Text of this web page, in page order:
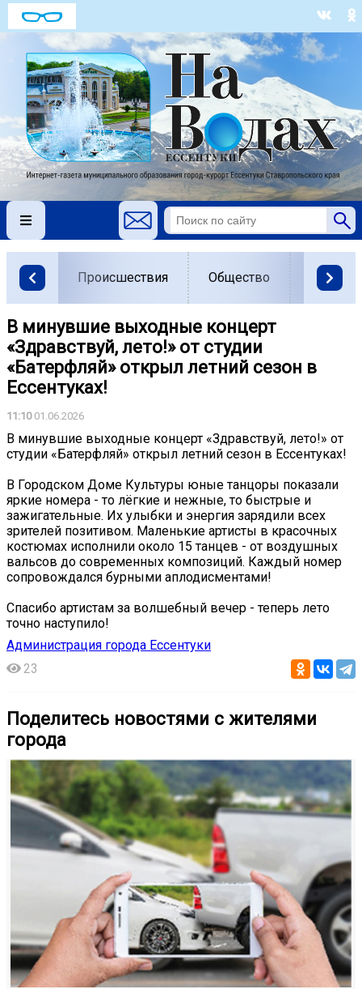
Происшествия Общество Власть
В минувшие выходные концерт
«Здравствуй, лето!» от студии
«Батерфляй» открыл летний сезон в
Ессентуках!
11:1001.06.2026
В минувшие выходные концерт «Здравствуй, лето!» от
студии «Батерфляй» открыл летний сезон в Ессентуках!
В Городском Доме Культуры юные танцоры показали
яркие номера - то лёгкие и нежные, то быстрые и
зажигательные. Их улыбки и энергия зарядили всех
зрителей позитивом. Маленькие артисты в красочных
костюмах исполнили около 15 танцев - от воздушных
вальсов до современных композиций. Каждый номер
сопровождался бурными аплодисментами!
Спасибо артистам за волшебный вечер - теперь лето
точно наступило!
Администрация города Ессентуки
23
Поделитесь новостями с жителями
города